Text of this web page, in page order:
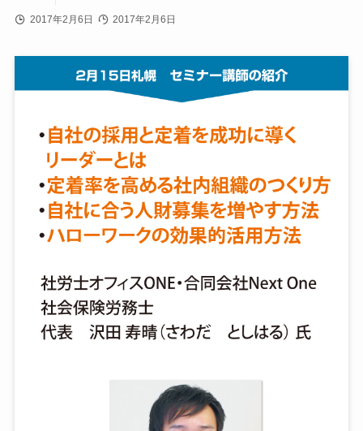
2017年2月6日 2017年2月6日